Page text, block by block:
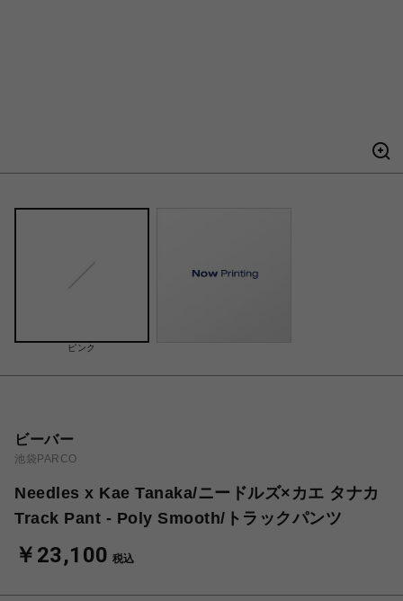
ピンク
ビーバー
池袋PARCO
Needles x Kae Tanaka/ニードルズ×カエ タナカ
Track Pant - Poly Smooth/トラックパンツ
￥23,100 税込